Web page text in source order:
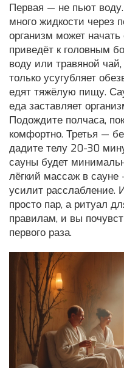
Первая — не пьют
много жидкости через
организм может
приведёт к головным
воду или травяной
только усугубляет
едят тяжёлую пищу.
еда заставляет
Подождите полчаса,
комфортно. Третья —
дадите телу 20-30
сауны будет
лёгкий массаж в
усилит расслабление.
просто пар, а ритуал
правилам, и вы
первого раза.